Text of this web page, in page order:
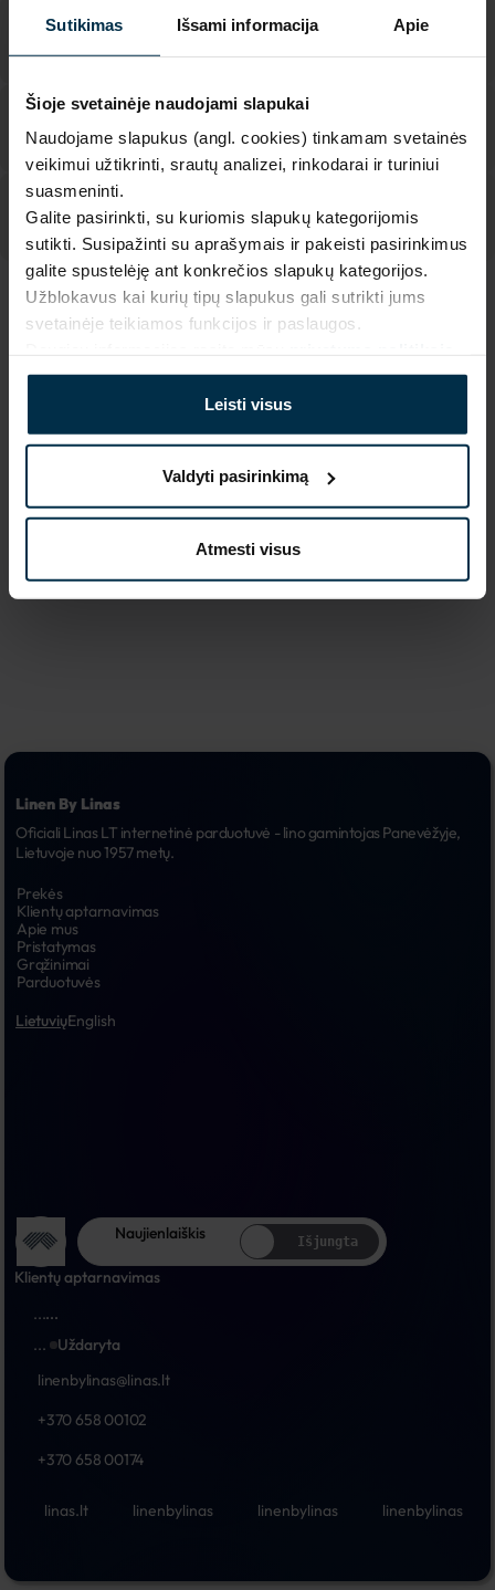
Sutikimas Išsami informacija Apie
Šioje svetainėje naudojami slapukai
Naudojame slapukus (angl. cookies) tinkamam svetainės
veikimui užtikrinti, srautų analizei, rinkodarai ir turiniui
suasmeninti.
Galite pasirinkti, su kuriomis slapukų kategorijomis
sutikti. Susipažinti su aprašymais ir pakeisti pasirinkimus
galite spustelėję ant konkrečios slapukų kategorijos.
Užblokavus kai kurių tipų slapukus gali sutrikti jums
svetainėje teikiamos funkcijos ir paslaugos.
Leisti visus
Valdyti pasirinkimą
Atmesti visus
SAVYBĖS
405293_19/N_9443
405293
Natūrali
Koloristika
Audinio sudėtis
Linas 48%, Medvilnė 52%
Piešinio kodas
Linen By Linas
Oficiali Linas LT internetinė parduotuvė - lino gamintojas Panevėžyje,
Lietuvoje nuo 1957 metų.
Prekės
Klientų aptarnavimas
Apie mus
Pristatymas
Grąžinimai
Parduotuvės
LietuviųEnglish
Naujienlaiškis Išjungta
Klientų aptarnavimas
......
...
Uždaryta
linenbylinas@linas.lt
+370 658 00102
+370 658 00174
linas.lt linenbylinas linenbylinas linenbylinas